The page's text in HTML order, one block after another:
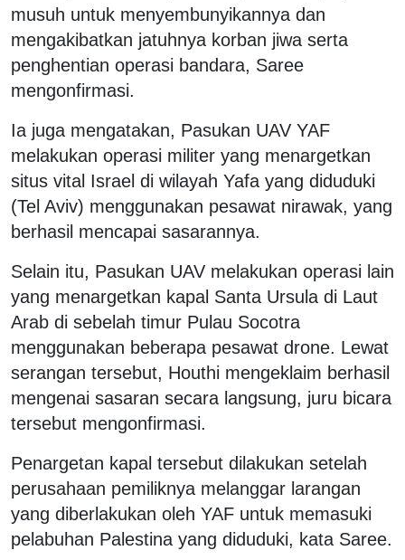
musuh untuk menyembunyikannya dan
mengakibatkan jatuhnya korban jiwa serta
penghentian operasi bandara, Saree
mengonfirmasi.
Ia juga mengatakan, Pasukan UAV YAF
melakukan operasi militer yang menargetkan
situs vital Israel di wilayah Yafa yang diduduki
(Tel Aviv) menggunakan pesawat nirawak, yang
berhasil mencapai sasarannya.
Selain itu, Pasukan UAV melakukan operasi lain
yang menargetkan kapal Santa Ursula di Laut
Arab di sebelah timur Pulau Socotra
menggunakan beberapa pesawat drone. Lewat
serangan tersebut, Houthi mengeklaim berhasil
mengenai sasaran secara langsung, juru bicara
tersebut mengonfirmasi.
Penargetan kapal tersebut dilakukan setelah
perusahaan pemiliknya melanggar larangan
yang diberlakukan oleh YAF untuk memasuki
pelabuhan Palestina yang diduduki, kata Saree.